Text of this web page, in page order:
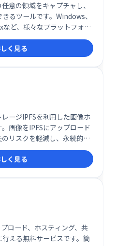
意の領域をキャプチャし、
るツールです。Windows、
ど、様々なプラットフォー
軽にスクリーンショットを撮
利なサービスです。
く見る
ージIPFSを利用した画像ホ
画像をIPFSにアップロード
リスクを軽減し、永続的な
バーダウンの心配もなく、安
す。
く見る
ロード、ホスティング、共
える無料サービスです。簡